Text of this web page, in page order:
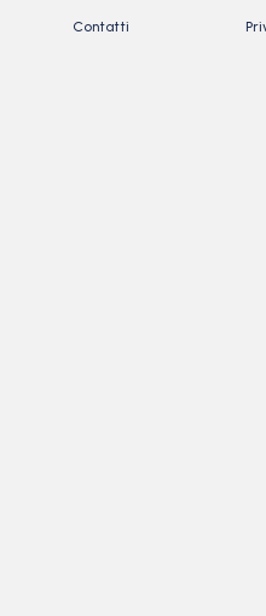
Contatti